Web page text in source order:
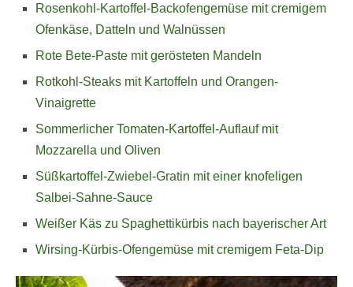
Rosenkohl-Kartoffel-Backofengemüse mit cremigem
Ofenkäse, Datteln und Walnüssen
Rote Bete-Paste mit gerösteten Mandeln
Rotkohl-Steaks mit Kartoffeln und Orangen-
Vinaigrette
Sommerlicher Tomaten-Kartoffel-Auflauf mit
Mozzarella und Oliven
Süßkartoffel-Zwiebel-Gratin mit einer knofeligen
Salbei-Sahne-Sauce
Weißer Käs zu Spaghettikürbis nach bayerischer Art
Wirsing-Kürbis-Ofengemüse mit cremigem Feta-Dip